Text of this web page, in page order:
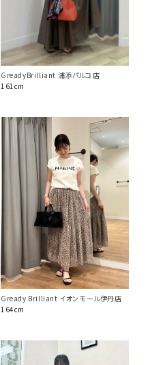
GreadyBrilliant 浦添パルコ店
161cm
Gready Brilliant イオンモール伊丹店
164cm